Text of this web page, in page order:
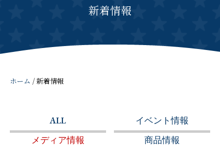
新着情報
ホーム /新着情報
ALL
イベント情報
メディア情報
商品情報